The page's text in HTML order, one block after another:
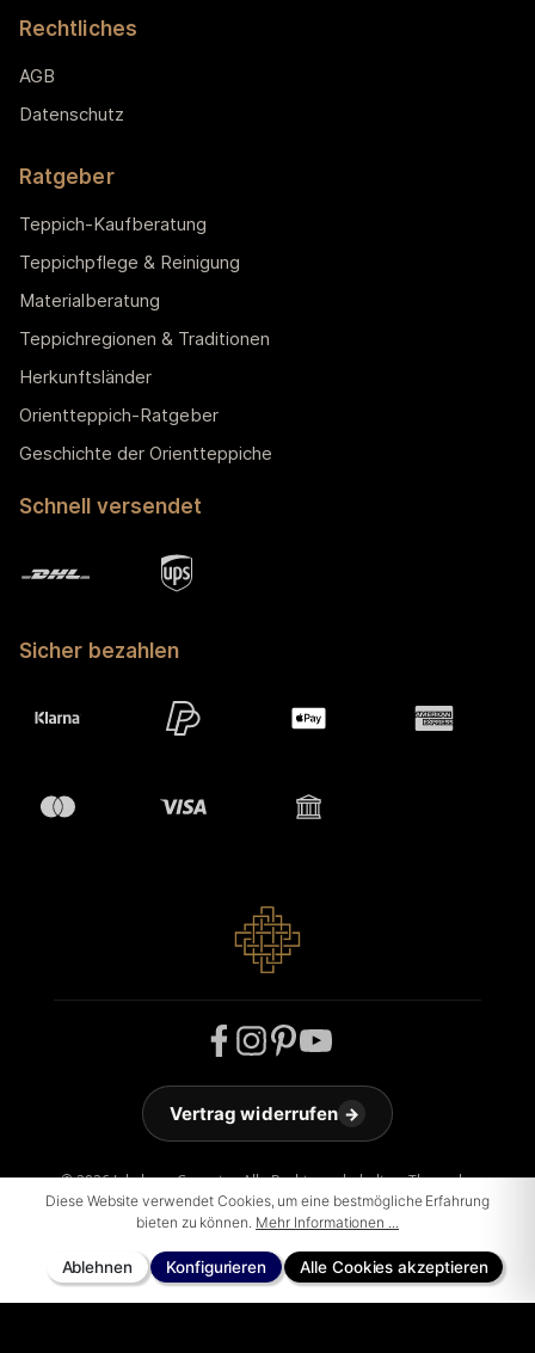
Rechtliches
AGB
Datenschutz
Ratgeber
Teppich-Kaufberatung
Teppichpflege & Reinigung
Materialberatung
Teppichregionen & Traditionen
Herkunftsländer
Orientteppich-Ratgeber
Geschichte der Orientteppiche
Schnell versendet
Sicher bezahlen
© 2026 Jakobson Carpets - Alle Rechte vorbehalten. Theme by
ThemeWare®
Vertrag widerrufen →
Diese Website verwendet Cookies, um eine bestmögliche Erfahrung
bieten zu können. Mehr Informationen ...
Ablehnen Konfigurieren Alle Cookies akzeptieren